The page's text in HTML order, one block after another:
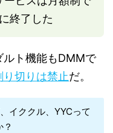
終了した
ルト機能もDMMで
切りは禁止だ。
イククル、YYCって